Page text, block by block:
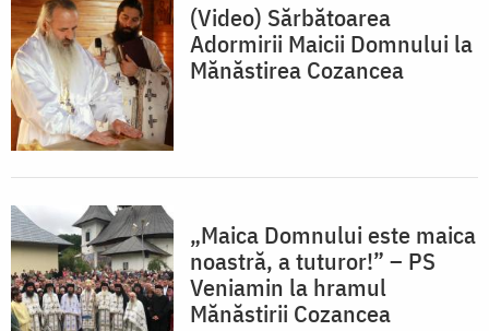
(Video) Sărbătoarea
Adormirii Maicii Domnului la
Mănăstirea Cozancea
„Maica Domnului este maica
noastră, a tuturor!” – PS
Veniamin la hramul
Mănăstirii Cozancea